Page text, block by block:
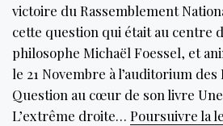
victoire du Rassemblement
cette question qui était au centre
philosophe Michaël Foessel, et
le 21 Novembre à l’auditorium
Question au cœur de son livre
L’extrême droite… Poursuivre la